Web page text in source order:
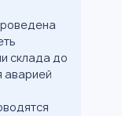
склада до
аварией